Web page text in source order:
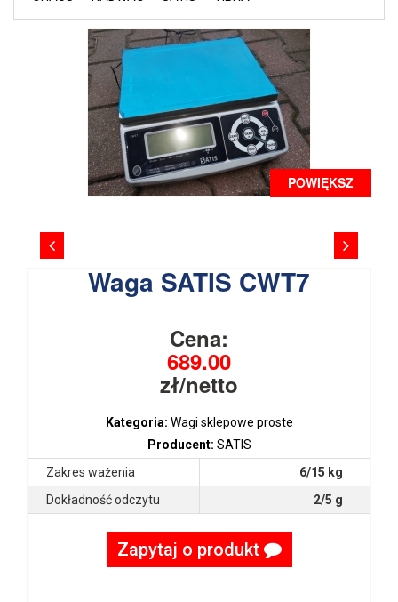
POWIĘKSZ
Waga SATIS CWT7
Cena:
689.00
zł/netto
Kategoria: Wagi sklepowe proste
Producent: SATIS
Zakres ważenia
6/15 kg
Dokładność odczytu
2/5 g
Zapytaj o produkt